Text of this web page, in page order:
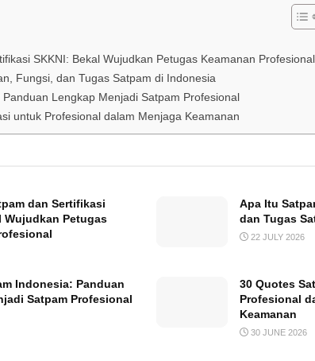
SKKNI: Bekal Wujudkan Petugas Keamanan Profesional
Fungsi, dan Tugas Satpam di Indonesia
Lengkap Menjadi Satpam Profesional
untuk Profesional dalam Menjaga Keamanan
dan Sertifikasi
Wujudkan Petugas
Apa Itu
dan Tugas
22 JULY 2026
Indonesia: Panduan
Satpam Profesional
30 Quotes
Profesional
Keamanan
30 JUNE 2026